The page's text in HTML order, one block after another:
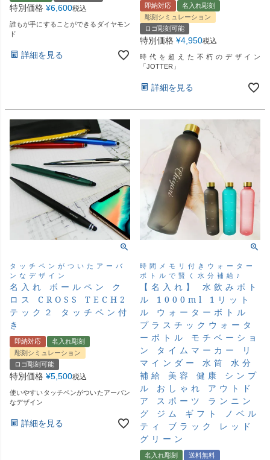
特別価格 ¥6,600税込
誰もが手にすることができるダイヤモン
ド
詳細を見る
即納対応
名入れ彫刻
彫刻シミュレーション
ロゴ彫刻可能
特別価格 ¥4,950税込
時代を超えた不朽のデザイン
「JOTTER」
詳細を見る
タッチペンがついたアーバ
ンなデザイン
名入れ ボールペン ク
ロス CROSS TECH2
テック２ タッチペン付
き
即納対応
名入れ彫刻
彫刻シミュレーション
ロゴ彫刻可能
特別価格 ¥5,500税込
使いやすいタッチペンがついたアーバン
なデザイン
詳細を見る
時間メモリ付きウォーター
ボトルで賢く水分補給♪
【名入れ】 水飲みボト
ル 1000ml 1リット
ル ウォーターボトル
プラスチックウォータ
ーボトル モチベーショ
ン タイムマーカー リ
マインダー 水筒 水分
補給 美容 健康 シンプ
ル おしゃれ アウトド
ア スポーツ ランニン
グ ジム ギフト ノベル
ティ ブラック レッド
グリーン
名入れ彫刻 送料無料